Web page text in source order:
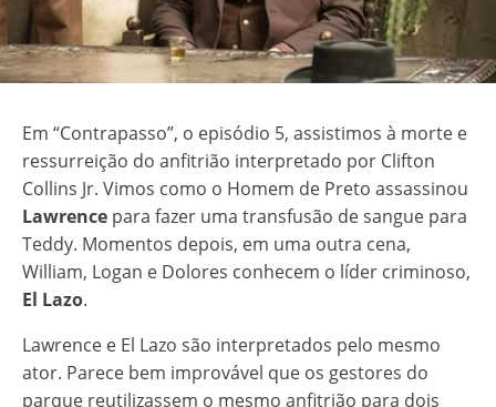
Em “Contrapasso”, o episódio 5, assistimos à morte e
ressurreição do anfitrião interpretado por Clifton
Collins Jr. Vimos como o Homem de Preto assassinou
Lawrence para fazer uma transfusão de sangue para
Teddy. Momentos depois, em uma outra cena,
William, Logan e Dolores conhecem o líder criminoso,
El Lazo.
Lawrence e El Lazo são interpretados pelo mesmo
ator. Parece bem improvável que os gestores do
parque reutilizassem o mesmo anfitrião para dois